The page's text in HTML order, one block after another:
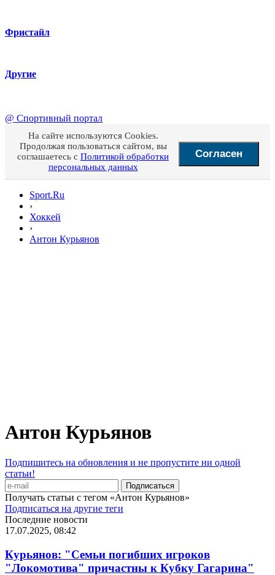
Фристайл
Другие
@ Спортивный портал
На сайте используются Cookies.
Продолжая пользоваться сайтом, вы
соглашаетесь с Политикой обработки
персональных данных
Согласен
Sport.Ru
›
Хоккей
›
Антон Курьянов
Антон Курьянов
Подпишитесь на обновления и не пропустите ни одной
статьи!
Получать статьи с тегом «Антон Курьянов»
Подписаться на другие теги
Последние новости
17.07.2025, 08:42
Курьянов: "Семьи погибших игроков
"Локомотива" причастны к Кубку Гагарина"